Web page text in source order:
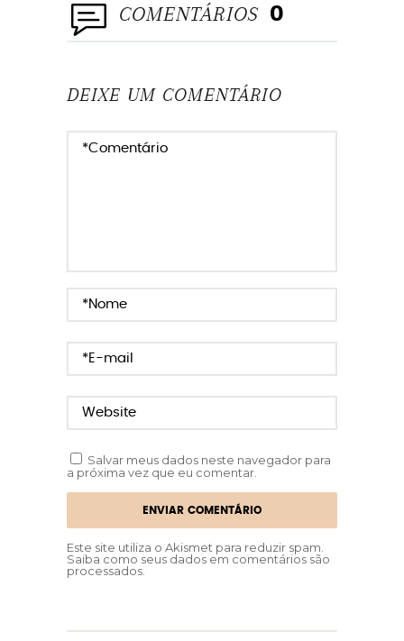
COMENTÁRIOS 0
DEIXE UM COMENTÁRIO
Salvar meus dados neste navegador para
a próxima vez que eu comentar.
Este site utiliza o Akismet para reduzir spam.
Saiba como seus dados em comentários são
processados